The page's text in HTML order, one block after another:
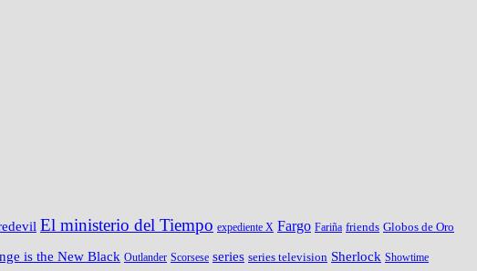
El ministerio del Tiempo expediente X Fargo Fariña friends Globos de Oro
is the New Black Outlander Scorsese series series television Sherlock Showtime